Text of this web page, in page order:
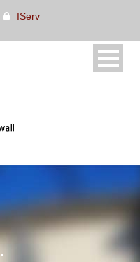
IServ